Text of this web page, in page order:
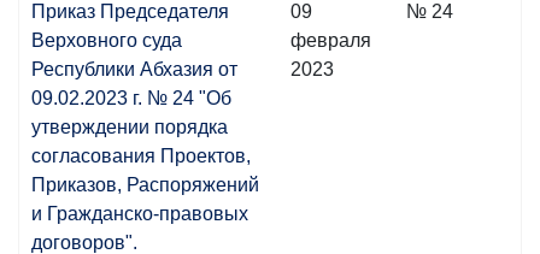
Приказ Председателя
Верховного суда
Республики Абхазия от
09.02.2023 г. № 24 "Об
утверждении порядка
согласования Проектов,
Приказов, Распоряжений
и Гражданско-правовых
договоров".
09
февраля
2023
№ 24